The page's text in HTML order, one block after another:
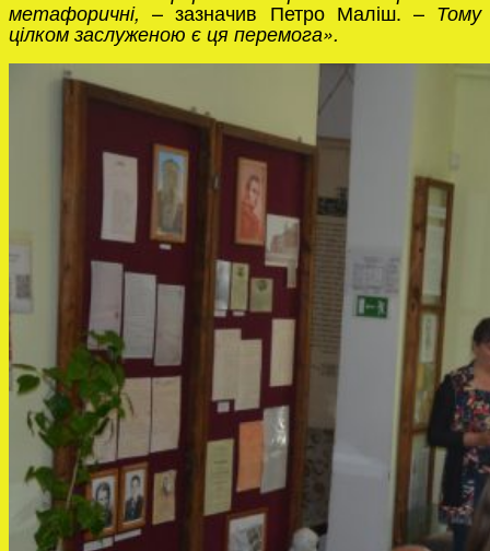
метафоричні,– зазначив Петро Маліш. – Тому
цілком заслуженою є ця перемога».